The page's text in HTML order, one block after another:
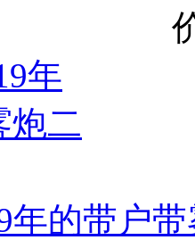
年的带户